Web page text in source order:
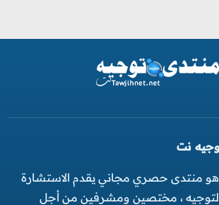
نت
منتدى حصري مجاني يقدم الاستشارة
، مختصين ومشرفين من أجل